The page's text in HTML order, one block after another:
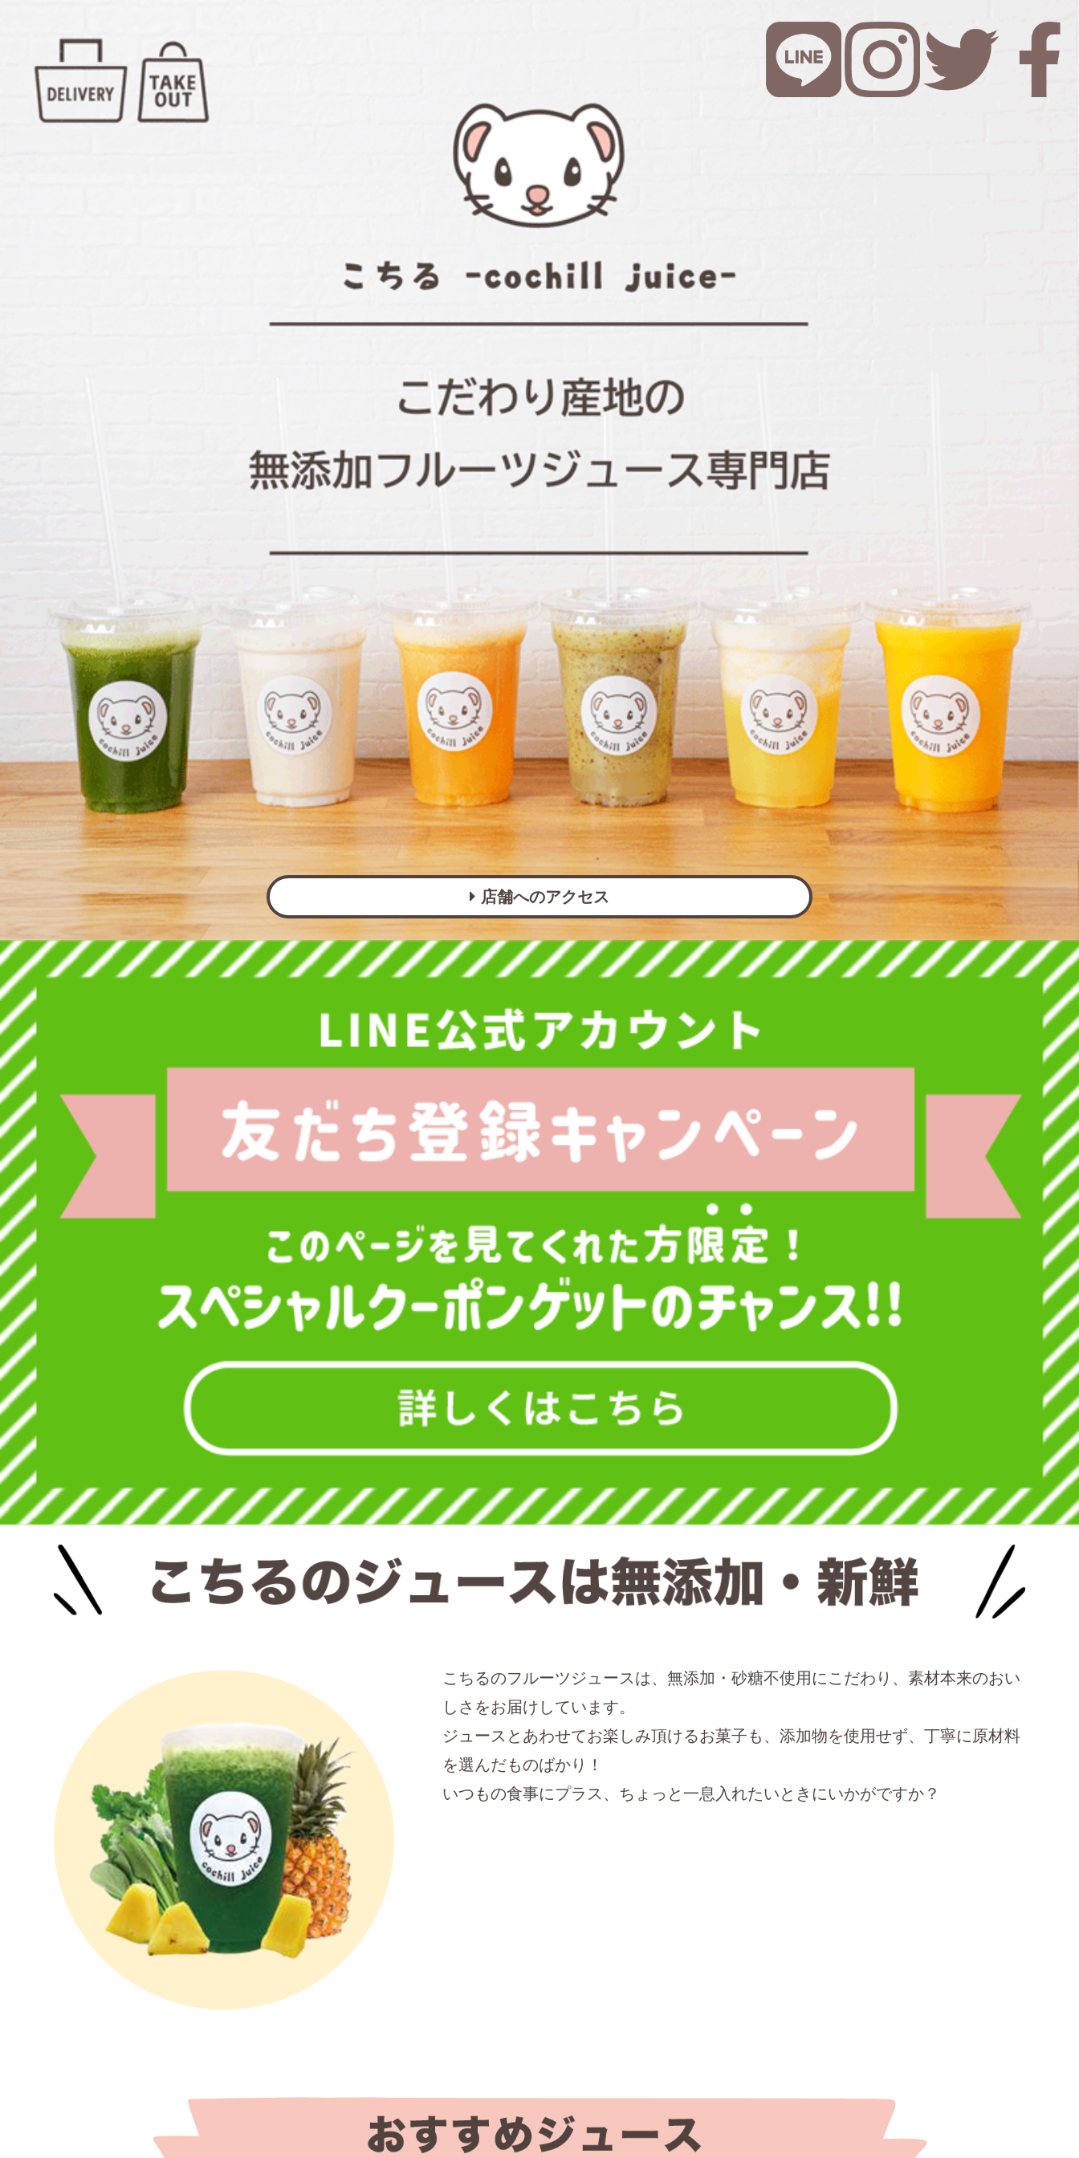
店舗へのアクセス
こちるのフルーツジュースは、無添加・砂糖不使用にこだわり、素材本来のおい
しさをお届けしています。
ジュースとあわせてお楽しみ頂けるお菓子も、添加物を使用せず、丁寧に原材料
を選んだものばかり！
いつもの食事にプラス、ちょっと一息入れたいときにいかがですか？